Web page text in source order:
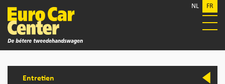
NL FR
Entretien